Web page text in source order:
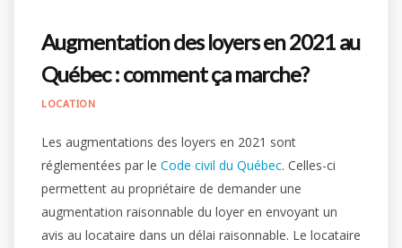
Augmentation des loyers en 2021 au
Québec : comment ça marche?
LOCATION
Les augmentations des loyers en 2021 sont
réglementées par le Code civil du Québec. Celles-ci
permettent au propriétaire de demander une
augmentation raisonnable du loyer en envoyant un
avis au locataire dans un délai raisonnable. Le locataire